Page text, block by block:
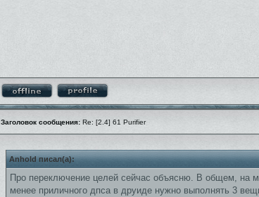
Заголовок сообщения: Re: [2.4] 61 Purifier
Anhold писал(а):
Про переключение целей сейчас объясню. В общем, на
менее приличного дпса в друиде нужно выполнять 3